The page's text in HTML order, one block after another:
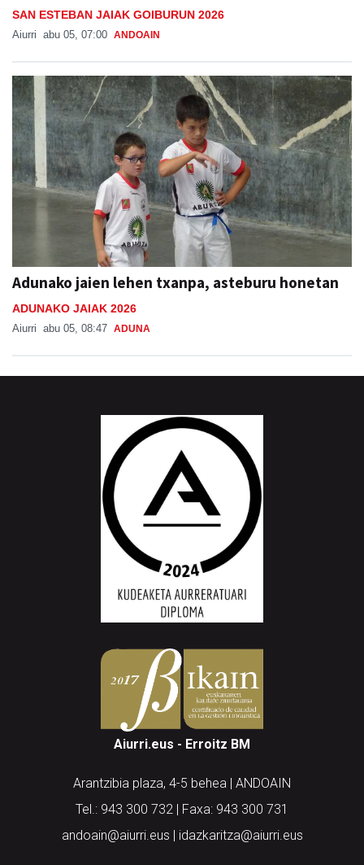
SAN ESTEBAN JAIAK GOIBURUN 2026
Aiurri abu 05, 07:00 ANDOAIN
Adunako jaien lehen txanpa, asteburu honetan
ADUNAKO JAIAK 2026
Aiurri abu 05, 08:47 ADUNA
Aiurri.eus - Erroitz BM
Arantzibia plaza, 4-5 behea | ANDOAIN
Tel.: 943 300 732 | Faxa: 943 300 731
andoain@aiurri.eus | idazkaritza@aiurri.eus